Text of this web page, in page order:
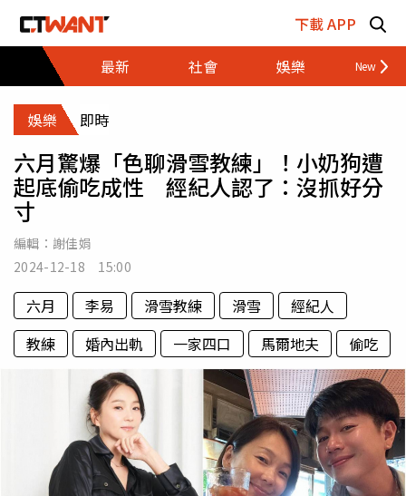
下載 APP
最新
社會 娛樂 財經
娛樂 即時
六月驚爆「色聊滑雪教練」！小奶狗遭
起底偷吃成性 經紀人認了：沒抓好分
寸
編輯： 謝佳娟
2024-12-18 15:00
六月 李易 滑雪教練 滑雪
經紀人
教練
婚內出軌 一家四口 馬爾地夫 偷吃